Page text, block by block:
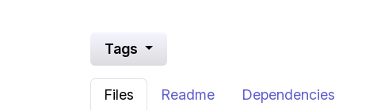
Tags
Files Readme Dependencies